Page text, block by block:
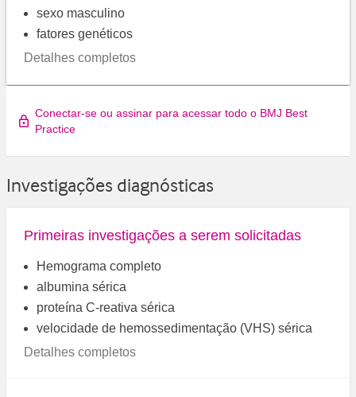
sexo masculino
fatores genéticos
Detalhes completos
Conectar-se ou assinar para acessar todo o BMJ Best
Practice
Investigações diagnósticas
Primeiras investigações a serem solicitadas
Hemograma completo
albumina sérica
proteína C-reativa sérica
velocidade de hemossedimentação (VHS) sérica
Detalhes completos